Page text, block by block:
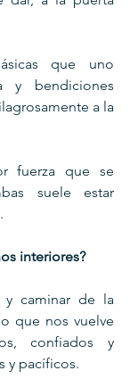
que uno
y bendiciones
a la
fuerza que se
suele estar
interiores?
y caminar de la
que nos vuelve
confiados y
y pacíficos.